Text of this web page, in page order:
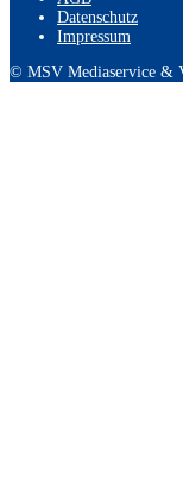
Datenschutz
Impressum
© MSV Mediaservice &